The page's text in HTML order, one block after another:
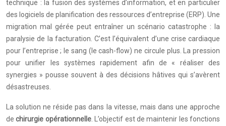
technique : la fusion des systèmes d’information, et en particulier
des logiciels de planification des ressources d’entreprise (ERP). Une
migration mal gérée peut entraîner un scénario catastrophe : la
paralysie de la facturation. C’est l’équivalent d’une crise cardiaque
pour l’entreprise ; le sang (le cash-flow) ne circule plus. La pression
pour unifier les systèmes rapidement afin de « réaliser des
synergies » pousse souvent à des décisions hâtives qui s’avèrent
désastreuses.
La solution ne réside pas dans la vitesse, mais dans une approche
dechirurgie opérationnelle. L’objectif est de maintenir les fonctions